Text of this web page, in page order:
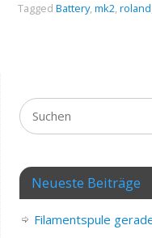
Tagged Battery, mk2, roland
Neueste Beiträge
Filamentspule